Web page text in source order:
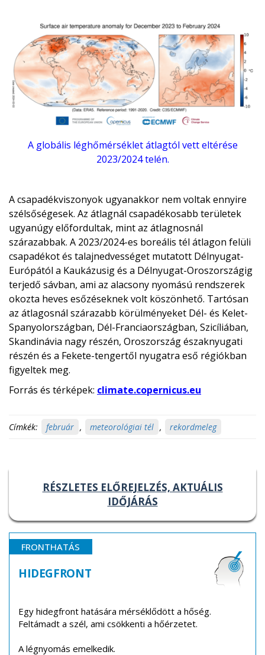
A globális léghőmérséklet átlagtól vett eltérése
2023/2024 telén.
A csapadékviszonyok ugyanakkor nem voltak ennyire
szélsőségesek. Az átlagnál csapadékosabb területek
ugyanúgy előfordultak, mint az átlagnosnál
szárazabbak. A 2023/2024-es boreális tél átlagon felüli
csapadékot és talajnedvességet mutatott Délnyugat-
Európától a Kaukázusig és a Délnyugat-Oroszországig
terjedő sávban, ami az alacsony nyomású rendszerek
okozta heves esőzéseknek volt köszönhető. Tartósan
az átlagosnál szárazabb körülményeket Dél- és Kelet-
Spanyolországban, Dél-Franciaországban, Szicíliában,
Skandinávia nagy részén, Oroszország északnyugati
részén és a Fekete-tengertől nyugatra eső régiókban
figyeltek meg.
Forrás és térképek: climate.copernicus.eu
Címkék: február , meteorológiai tél , rekordmeleg
RÉSZLETES ELŐREJELZÉS, AKTUÁLIS
IDŐJÁRÁS
FRONTHATÁS
HIDEGFRONT
Egy hidegfront hatására mérséklődött a hőség.
Feltámadt a szél, ami csökkenti a hőérzetet.
A légnyomás emelkedik.